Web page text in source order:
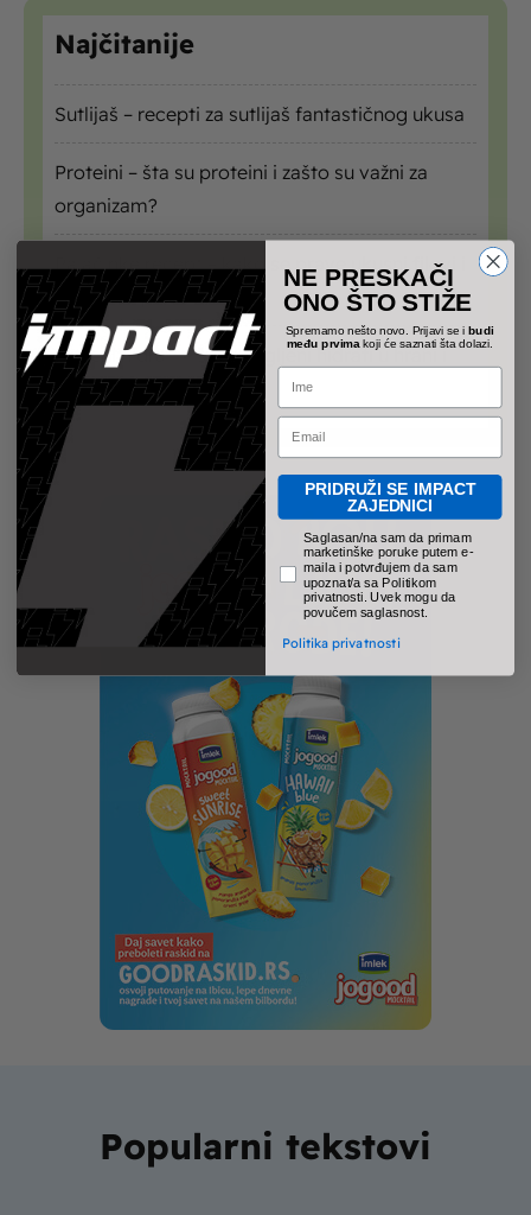
Najčitanije
Sutlijaš – recepti za sutlijaš fantastičnog ukusa
Proteini – šta su proteini i zašto su važni za
organizam?
Palačinke recept – kako se prave ukusni filovi i
smesa za palačinke
Ugljeni hidrati – šta su ugljeni hidrati u hrani i
koja je njihova uloga
Popularni tekstovi
NE PRESKAČI
ONO ŠTO STIŽE
Spremamo nešto novo. Prijavi se ibudi
među prvima koji će saznati šta dolazi.
Name
Email
PRIDRUŽI SE IMPACT
ZAJEDNICI
pravno obavezno polje
Saglasan/na sam da primam
marketinške poruke putem e-
maila i potvrđujem da sam
upoznat/a sa Politikom
privatnosti. Uvek mogu da
povučem saglasnost.
Politika privatnosti